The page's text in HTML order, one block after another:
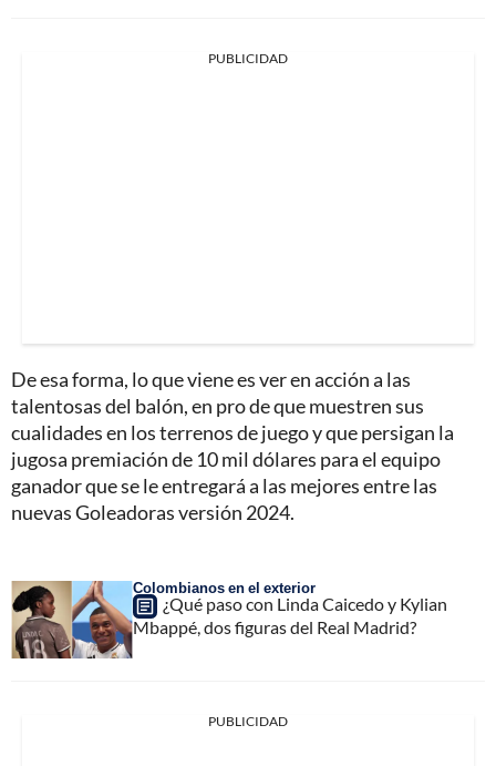
PUBLICIDAD
De esa forma, lo que viene es ver en acción a las
talentosas del balón, en pro de que muestren sus
cualidades en los terrenos de juego y que persigan la
jugosa premiación de 10 mil dólares para el equipo
ganador que se le entregará a las mejores entre las
nuevas Goleadoras versión 2024.
Colombianos en el exterior
¿Qué paso con Linda Caicedo y Kylian
Mbappé, dos figuras del Real Madrid?
PUBLICIDAD